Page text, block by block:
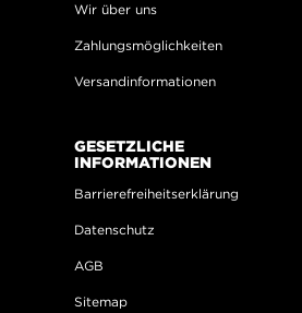
Wir über uns
Zahlungsmöglichkeiten
Versandinformationen
GESETZLICHE
INFORMATIONEN
Barrierefreiheitserklärung
Datenschutz
AGB
Sitemap